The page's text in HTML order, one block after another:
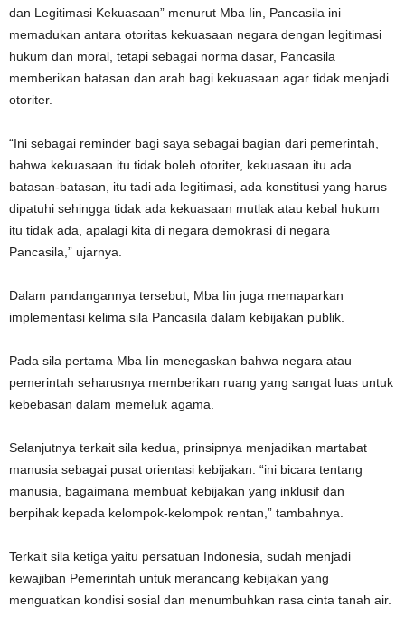
dan Legitimasi Kekuasaan” menurut Mba Iin, Pancasila ini
memadukan antara otoritas kekuasaan negara dengan legitimasi
hukum dan moral, tetapi sebagai norma dasar, Pancasila
memberikan batasan dan arah bagi kekuasaan agar tidak menjadi
otoriter.
“Ini sebagai reminder bagi saya sebagai bagian dari pemerintah,
bahwa kekuasaan itu tidak boleh otoriter, kekuasaan itu ada
batasan-batasan, itu tadi ada legitimasi, ada konstitusi yang harus
dipatuhi sehingga tidak ada kekuasaan mutlak atau kebal hukum
itu tidak ada, apalagi kita di negara demokrasi di negara
Pancasila,” ujarnya.
Dalam pandangannya tersebut, Mba Iin juga memaparkan
implementasi kelima sila Pancasila dalam kebijakan publik.
Pada sila pertama Mba Iin menegaskan bahwa negara atau
pemerintah seharusnya memberikan ruang yang sangat luas untuk
kebebasan dalam memeluk agama.
Selanjutnya terkait sila kedua, prinsipnya menjadikan martabat
manusia sebagai pusat orientasi kebijakan. “ini bicara tentang
manusia, bagaimana membuat kebijakan yang inklusif dan
berpihak kepada kelompok-kelompok rentan,” tambahnya.
Terkait sila ketiga yaitu persatuan Indonesia, sudah menjadi
kewajiban Pemerintah untuk merancang kebijakan yang
menguatkan kondisi sosial dan menumbuhkan rasa cinta tanah air.